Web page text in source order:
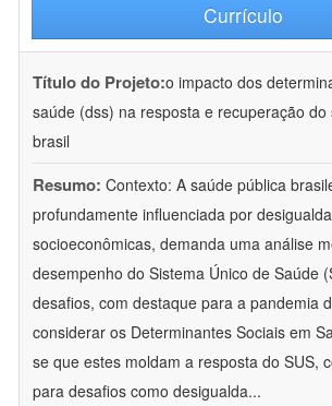
Currículo
Título do Projeto:o impacto dos
saúde (dss) na resposta e recuperação do
brasil
Resumo: Contexto: A saúde pública
profundamente influenciada por
socioeconômicas, demanda uma análise
desempenho do Sistema Único de Saúde
desafios, com destaque para a pandemia
considerar os Determinantes Sociais em
se que estes moldam a resposta do SUS,
para desafios como desigualda...